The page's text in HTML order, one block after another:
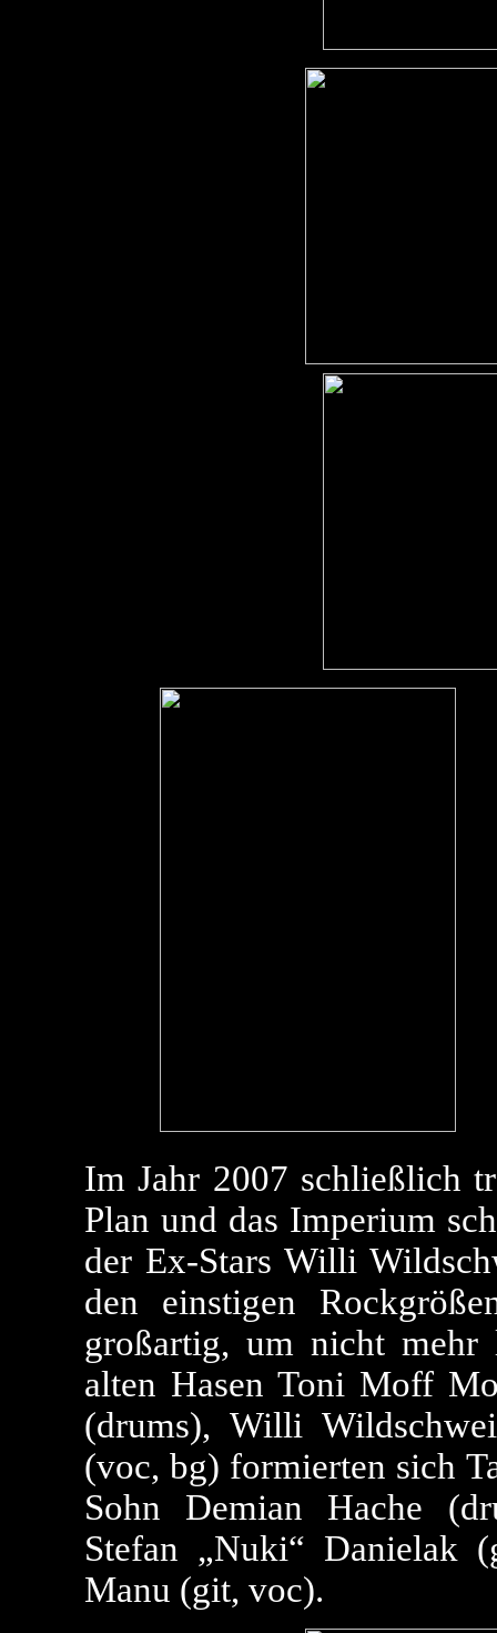
Im Jahr 2007 schließlich
Plan und das Imperium
der Ex-Stars Willi
den einstigen
großartig, um nicht
alten Hasen Toni Moff
(drums), Willi
(voc, bg) formierten sich
Sohn Demian Hache
Stefan „Nuki“ Danielak
Manu (git, voc).